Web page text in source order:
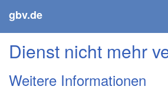
gbv.de
Dienst nicht mehr
Weitere Informationen